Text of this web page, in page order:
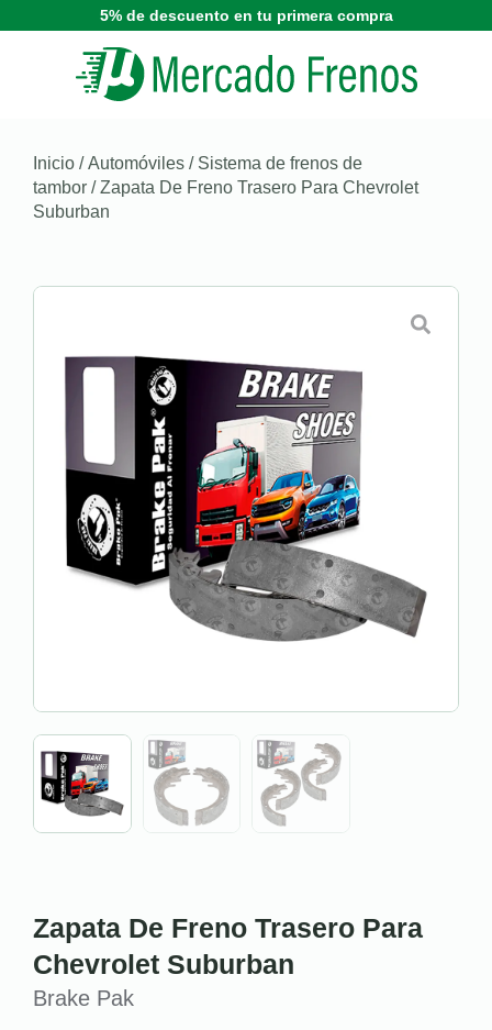
5% de descuento en tu primera compra
Inicio /Automóviles / Sistema de frenos de
tambor / Zapata De Freno Trasero Para Chevrolet
Suburban
Zapata De Freno Trasero Para
Chevrolet Suburban
Brake Pak